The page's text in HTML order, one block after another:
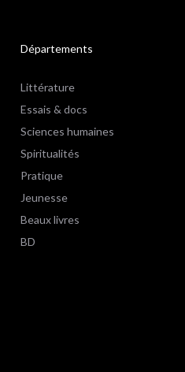
Départements
Littérature
Essais & docs
Sciences humaines
Spiritualités
Pratique
Jeunesse
Beaux livres
BD